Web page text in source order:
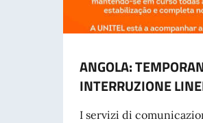
ANGOLA:
INTERRUZIONE
I servizi di